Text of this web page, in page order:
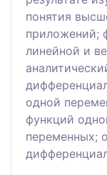
понятия
приложений;
линейной и
одной
функций
переменных;